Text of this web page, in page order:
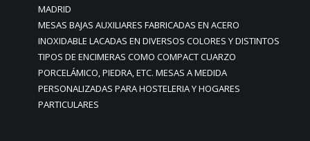
MADRID
MESAS BAJAS AUXILIARES FABRICADAS EN ACERO
INOXIDABLE LACADAS EN DIVERSOS COLORES Y DISTINTOS
TIPOS DE ENCIMERAS COMO COMPACT CUARZO
PORCELÁMICO, PIEDRA, ETC. MESAS A MEDIDA
PERSONALIZADAS PARA HOSTELERIA Y HOGARES
PARTICULARES